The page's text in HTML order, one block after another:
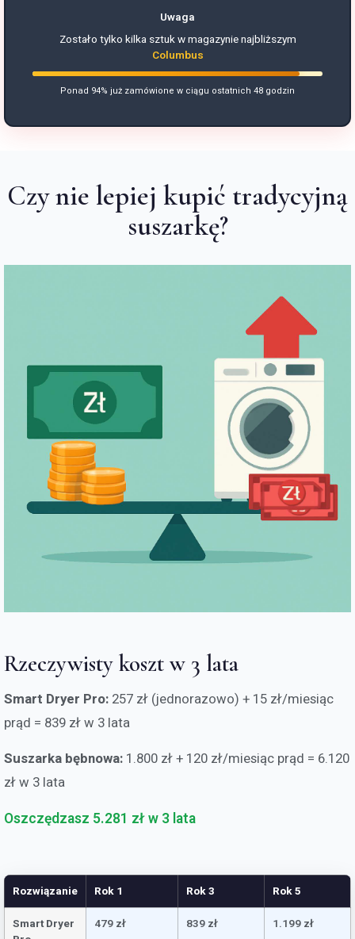
Uwaga
Zostało tylko kilka sztuk w magazynie najbliższym
Columbus
Ponad 94% już zamówione w ciągu ostatnich 48 godzin
Czy nie lepiej kupić tradycyjną
suszarkę?
Rzeczywisty koszt w 3 lata
Smart Dryer Pro: 257 zł (jednorazowo) + 15 zł/miesiąc
prąd = 839 zł w 3 lata
Suszarka bębnowa: 1.800 zł + 120 zł/miesiąc prąd = 6.120
zł w 3 lata
Oszczędzasz 5.281 zł w 3 lata
Rozwiązanie Rok 1 Rok 3 Rok 5
Smart Dryer
479 zł 839 zł 1.199 zł